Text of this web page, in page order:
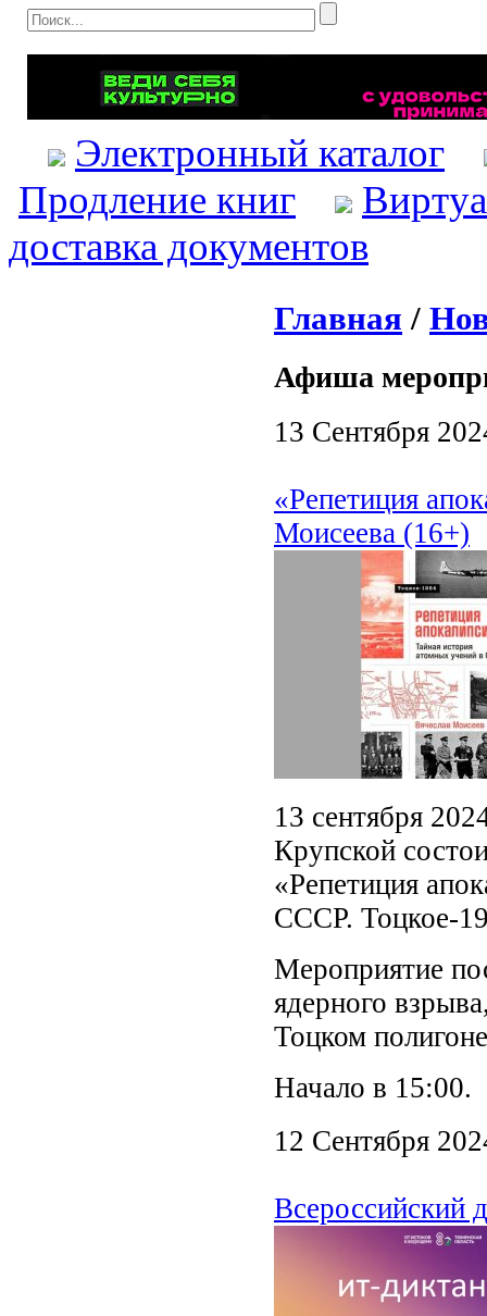
Электронный каталог
Продление книг
доставка документов
Главная /
Афиша
13 Сентября
«Репетиция
Моисеева (16+)
13 сентября
Крупской
«Репетиция
СССР. Тоцкое-
Мероприятие
ядерного
Тоцком
Начало в 15:00.
12 Сентября
Всероссийский